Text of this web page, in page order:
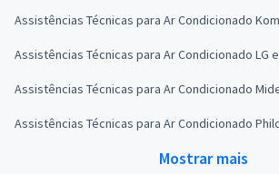
Assistências Técnicas para Ar Condicionado
Assistências Técnicas para Ar Condicionado LG
Assistências Técnicas para Ar Condicionado
Assistências Técnicas para Ar Condicionado
Mostrar mais